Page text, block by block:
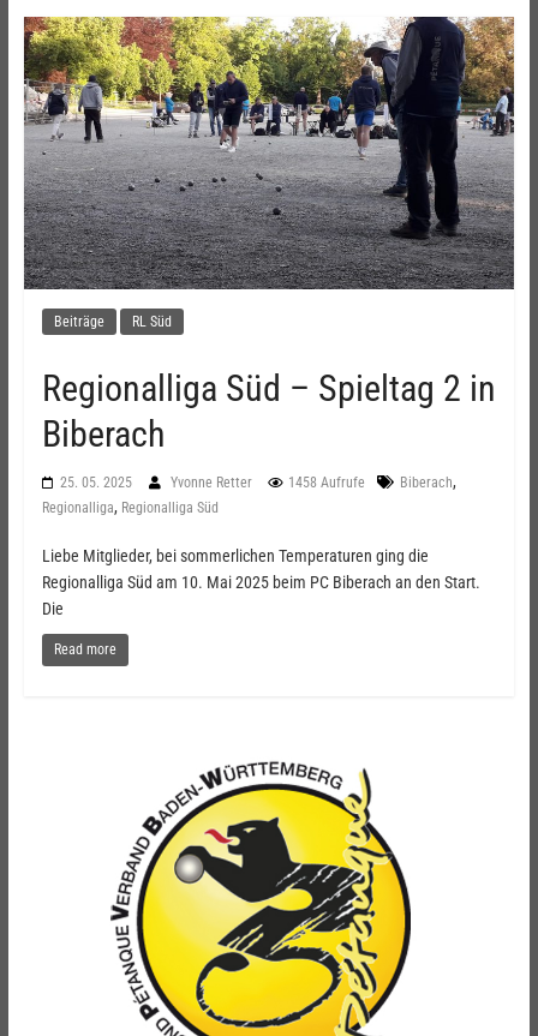
Beiträge RL Süd
Regionalliga Süd – Spieltag 2 in
Biberach
25. 05. 2025 Yvonne Retter 1458 Aufrufe Biberach,
Regionalliga, Regionalliga Süd
Liebe Mitglieder, bei sommerlichen Temperaturen ging die
Regionalliga Süd am 10. Mai 2025 beim PC Biberach an den Start.
Die
Read more